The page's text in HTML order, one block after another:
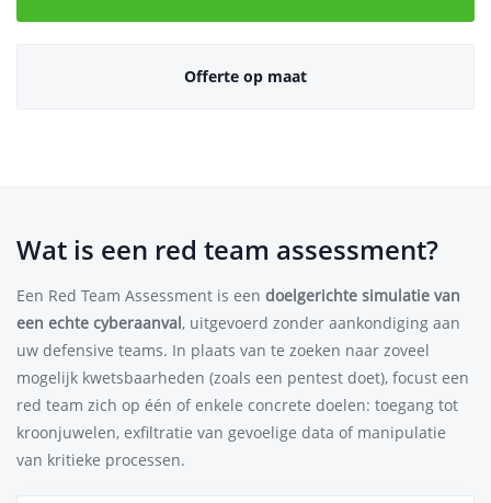
Offerte op maat
Wat is een red team assessment?
Een Red Team Assessment is een doelgerichte simulatie van
een echte cyberaanval, uitgevoerd zonder aankondiging aan
uw defensive teams. In plaats van te zoeken naar zoveel
mogelijk kwetsbaarheden (zoals een pentest doet), focust een
red team zich op één of enkele concrete doelen: toegang tot
kroonjuwelen, exfiltratie van gevoelige data of manipulatie
van kritieke processen.